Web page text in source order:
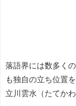
落語界には数多く
も独自の立ち位置
立川雲水（たてか